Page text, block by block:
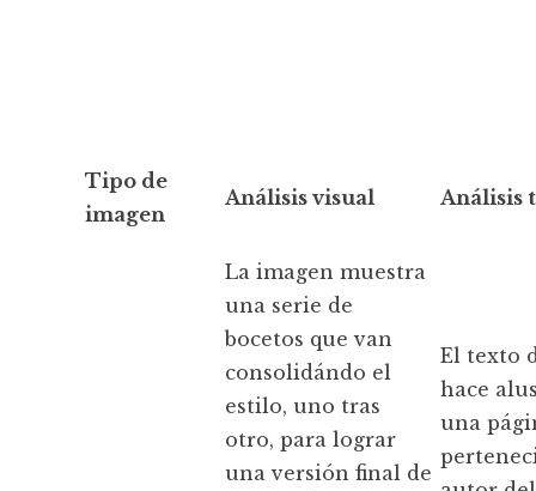
Tipo de
imagen
Análisis visual Análisis
La imagen muestra
una serie de
bocetos que van
consolidándo el
estilo, uno tras
otro, para lograr
una versión final de
El texto
hace
una